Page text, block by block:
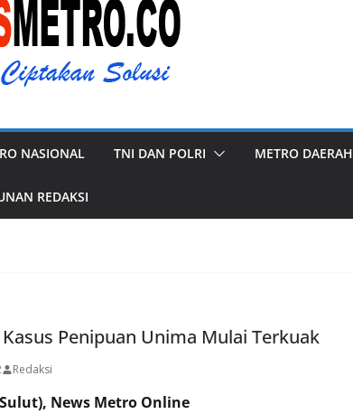
NASIONAL TNI DAN POLRI METRO DAERAH
REDAKSI
Penipuan Unima Mulai Terkuak
Redaksi
News Metro Online